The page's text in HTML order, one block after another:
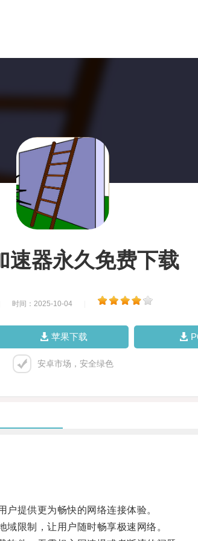
速器永久免费下载
时间：2025-10-04
苹果下载
安卓市场，安全绿色
提供更为畅快的网络连接体验。
限制，让用户随时畅享极速网络。